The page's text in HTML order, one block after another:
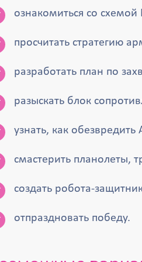
ознакомиться со
просчитать стратегию
разработать план по
разыскать блок
узнать, как
смастерить планолеты,
создать робота-
отпраздновать победу.